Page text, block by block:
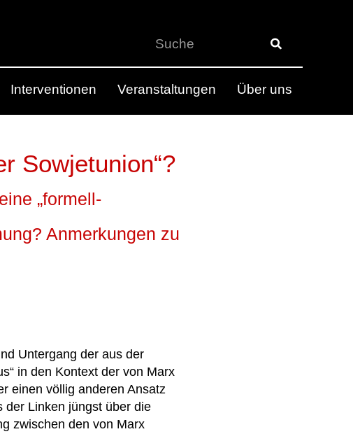
Interventionen Veranstaltungen Über uns
Sowjetunion“?
„formell-
Anmerkungen zu
Untergang der aus der
in den Kontext der von Marx
einen völlig anderen Ansatz
der Linken jüngst über die
zwischen den von Marx